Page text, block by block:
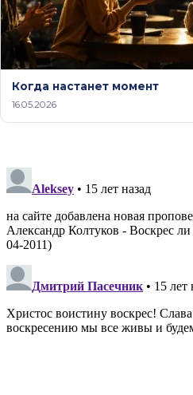
Когда настанет момент
16.05.2026